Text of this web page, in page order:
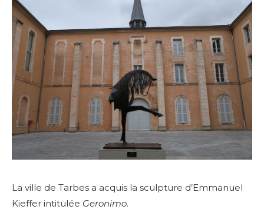
La ville de Tarbes a acquis la sculpture d’Emmanuel
Kieffer intitulée Geronimo.